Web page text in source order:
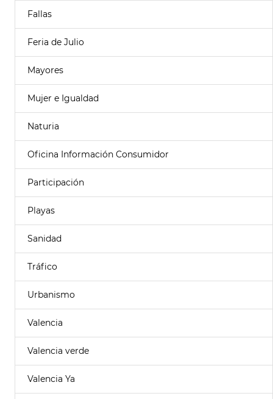
Fallas
Feria de Julio
Mayores
Mujer e Igualdad
Naturia
Oficina Información Consumidor
Participación
Playas
Sanidad
Tráfico
Urbanismo
Valencia
Valencia verde
Valencia Ya